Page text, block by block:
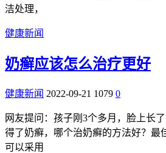
洁处理，
健康新闻
奶癣应该怎么治疗更好
健康新闻 2022-09-21 1079 0
网友提问：孩子刚3个多月，脸上长
得了奶癣，哪个治奶癣的方法好？最
可以采用